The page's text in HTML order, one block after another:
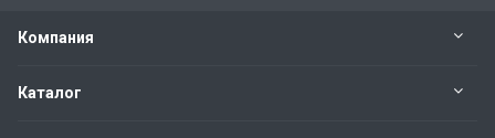
Компания
Каталог